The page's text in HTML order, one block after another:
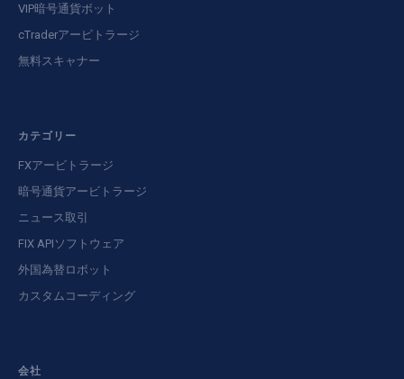
VIP暗号通貨ボット
cTraderアービトラージ
無料スキャナー
カテゴリー
FXアービトラージ
暗号通貨アービトラージ
ニュース取引
FIX APIソフトウェア
外国為替ロボット
カスタムコーディング
会社